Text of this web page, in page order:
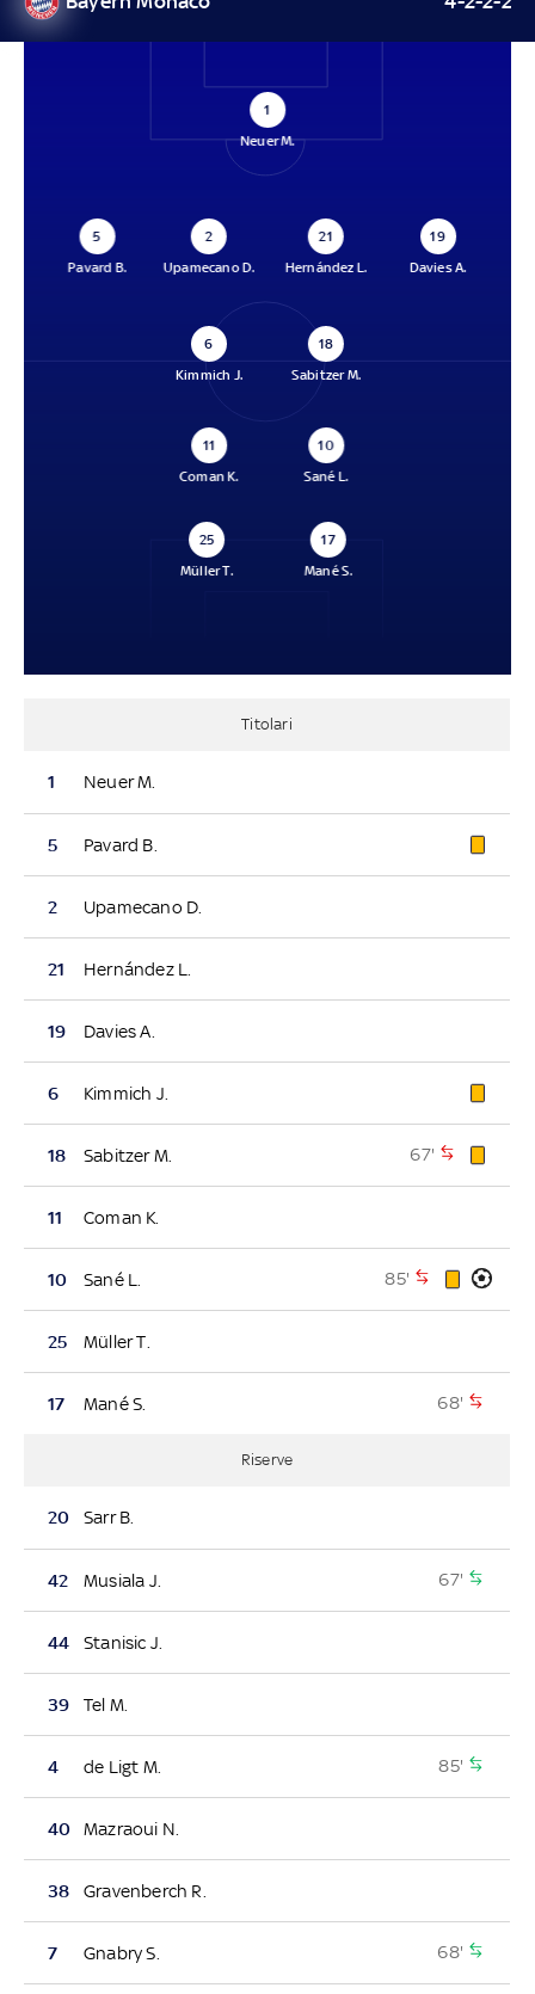
1
Neuer M.
5
Pavard B.
2
Upamecano D.
21
Hernández L.
19
Davies A.
6
Kimmich J.
18
Sabitzer M.
11
Coman K.
10
Sané L.
25
Müller T.
17
Mané S.
Titolari
1 Neuer M.
5 Pavard B.
2 Upamecano D.
21 Hernández L.
19 Davies A.
6 Kimmich J.
18 Sabitzer M. 67'
11 Coman K.
10 Sané L. 85'
25 Müller T.
17 Mané S. 68'
Riserve
20 Sarr B.
42 Musiala J. 67'
44 Stanisic J.
39 Tel M.
4 de Ligt M. 85'
40 Mazraoui N.
38 Gravenberch R.
7 Gnabry S. 68'